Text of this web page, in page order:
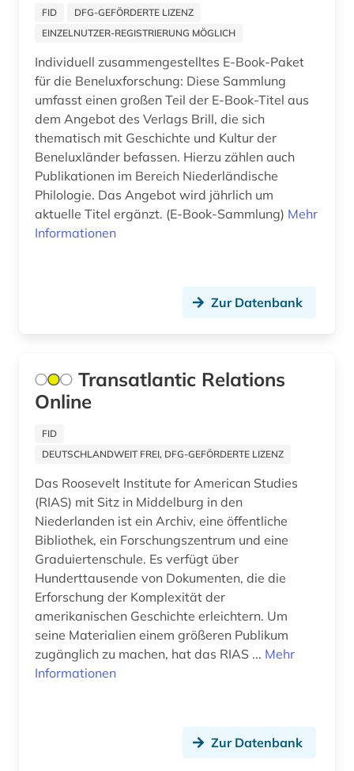
gewerkschaftsbewegung (1)
governance (1)
grabstein (1)
großbritannien (1)
handschrift (1)
haus (1)
indonesien (1)
inventar (2)
italien (1)
java (1)
juden (3)
jüdischer friedhof (1)
karibik (1)
karikatur (1)
FID
DFG-GEFÖRDERTE LIZENZ
EINZELNUTZER-REGISTRIERUNG MÖGLICH
Individuell zusammengestelltes E-Book-Paket
für die Beneluxforschung: Diese Sammlung
umfasst einen großen Teil der E-Book-Titel aus
dem Angebot des Verlags Brill, die sich
thematisch mit Geschichte und Kultur der
Beneluxländer befassen. Hierzu zählen auch
Publikationen im Bereich Niederländische
Philologie. Das Angebot wird jährlich um
aktuelle Titel ergänzt. (E-Book-Sammlung) Mehr
Informationen
Zur Datenbank
Transatlantic Relations
Online
FID
DEUTSCHLANDWEIT FREI, DFG-GEFÖRDERTE LIZENZ
Das Roosevelt Institute for American Studies
(RIAS) mit Sitz in Middelburg in den
Niederlanden ist ein Archiv, eine öffentliche
Bibliothek, ein Forschungszentrum und eine
Graduiertenschule. Es verfügt über
Hunderttausende von Dokumenten, die die
Erforschung der Komplexität der
amerikanischen Geschichte erleichtern. Um
seine Materialien einem größeren Publikum
zugänglich zu machen, hat das RIAS ... Mehr
Informationen
Zur Datenbank